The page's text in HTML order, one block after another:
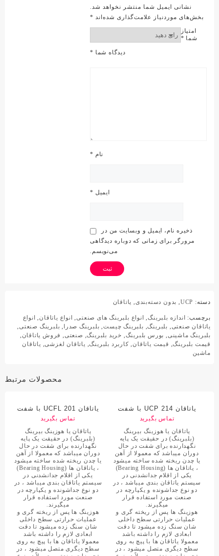
نشانی ایمیل شما منتشر نخواهد شد.
بخش‌های موردنیاز علامت‌گذاری شده‌اند *
امتیاز
شما *
دیدگاه شما *
نام *
ایمیل *
ذخیره نام، ایمیل و وبسایت من در
مرورگر برای زمانی که دوباره دیدگاهی
می‌نویسم.
دسته: UCP
, بدون دسته‌بندی, یاتاقان
برچسب: اندازه بلبرینگ, انواع بلبرینگ های صنعتی, انواع یاتاقان , انواع
یاتاقان صنعتی, بلبرینگ, بلبرینگ چیست, بلبرینگ صدرا , بلبرینگ صنعتی,
بلبرینگ ماشینی, بورس بلبرینگ, خرید بلبرینگ, صنعتی, فروش یاتاقان ,
قیمت بلبرینگ, قیمت یاتاقان , کاربرد بلبرینگ, یاتاقان لغزشی, یاتاقان
ماشین
محصولات مرتبط
یاتاقان UCFL 201 با شفت
12 میلی متر
تماس بگیرید
یاتاقان یا هوزینگ بیرینگ
(بلبرینگ) در حقیقت یک پایه
نگهدارنده برای شفت در حال
دوران میباشد که معمولا از آهن
یا چدن ریخته شده ساخته میشود
، یاتاقان ها (Bearing Housing)
یکی از اقلام جدانشدنی در
سیستم یاتاقان بندی میباشد ، در
دو نوع جداشونده و یکپارچه در
صنعت مورد استفاده قرار
میگیرند.
هوزینگ ها پس از ریخته گری و
عملیات حرارتی سطح داخلی
شان سنگ زده میشود تا دقت
ابعادی لازم را داشته باشد
معمولا یاتاقان ها با پیچ به روی
سطح دیگری متصل میشود ، در
یاتاقان UCP 214 با شفت
70 میلی متر
تماس بگیرید
یاتاقان یا هوزینگ بیرینگ
(بلبرینگ) در حقیقت یک پایه
نگهدارنده برای شفت در حال
دوران میباشد که معمولا از آهن
یا چدن ریخته شده ساخته میشود
، یاتاقان ها (Bearing Housing)
یکی از اقلام جدانشدنی در
سیستم یاتاقان بندی میباشد ، در
دو نوع جداشونده و یکپارچه در
صنعت مورد استفاده قرار
میگیرند.
هوزینگ ها پس از ریخته گری و
عملیات حرارتی سطح داخلی
شان سنگ زده میشود تا دقت
ابعادی لازم را داشته باشد
معمولا یاتاقان ها با پیچ به روی
سطح دیگری متصل میشود ، در